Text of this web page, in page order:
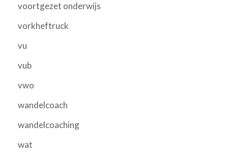
voortgezet onderwijs
vorkheftruck
vu
vub
vwo
wandelcoach
wandelcoaching
wat